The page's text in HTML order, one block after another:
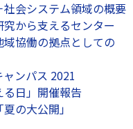
会システム領域の概要
から支えるセンター
協働の拠点としての
ャンパス 2021
日」開催報告
の大公開」